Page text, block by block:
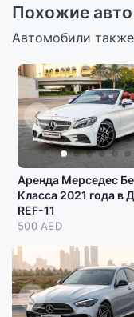
Похожие авто
Автомобили
Аренда Мерседес
Класса 2021 года в
REF-11
500 AED